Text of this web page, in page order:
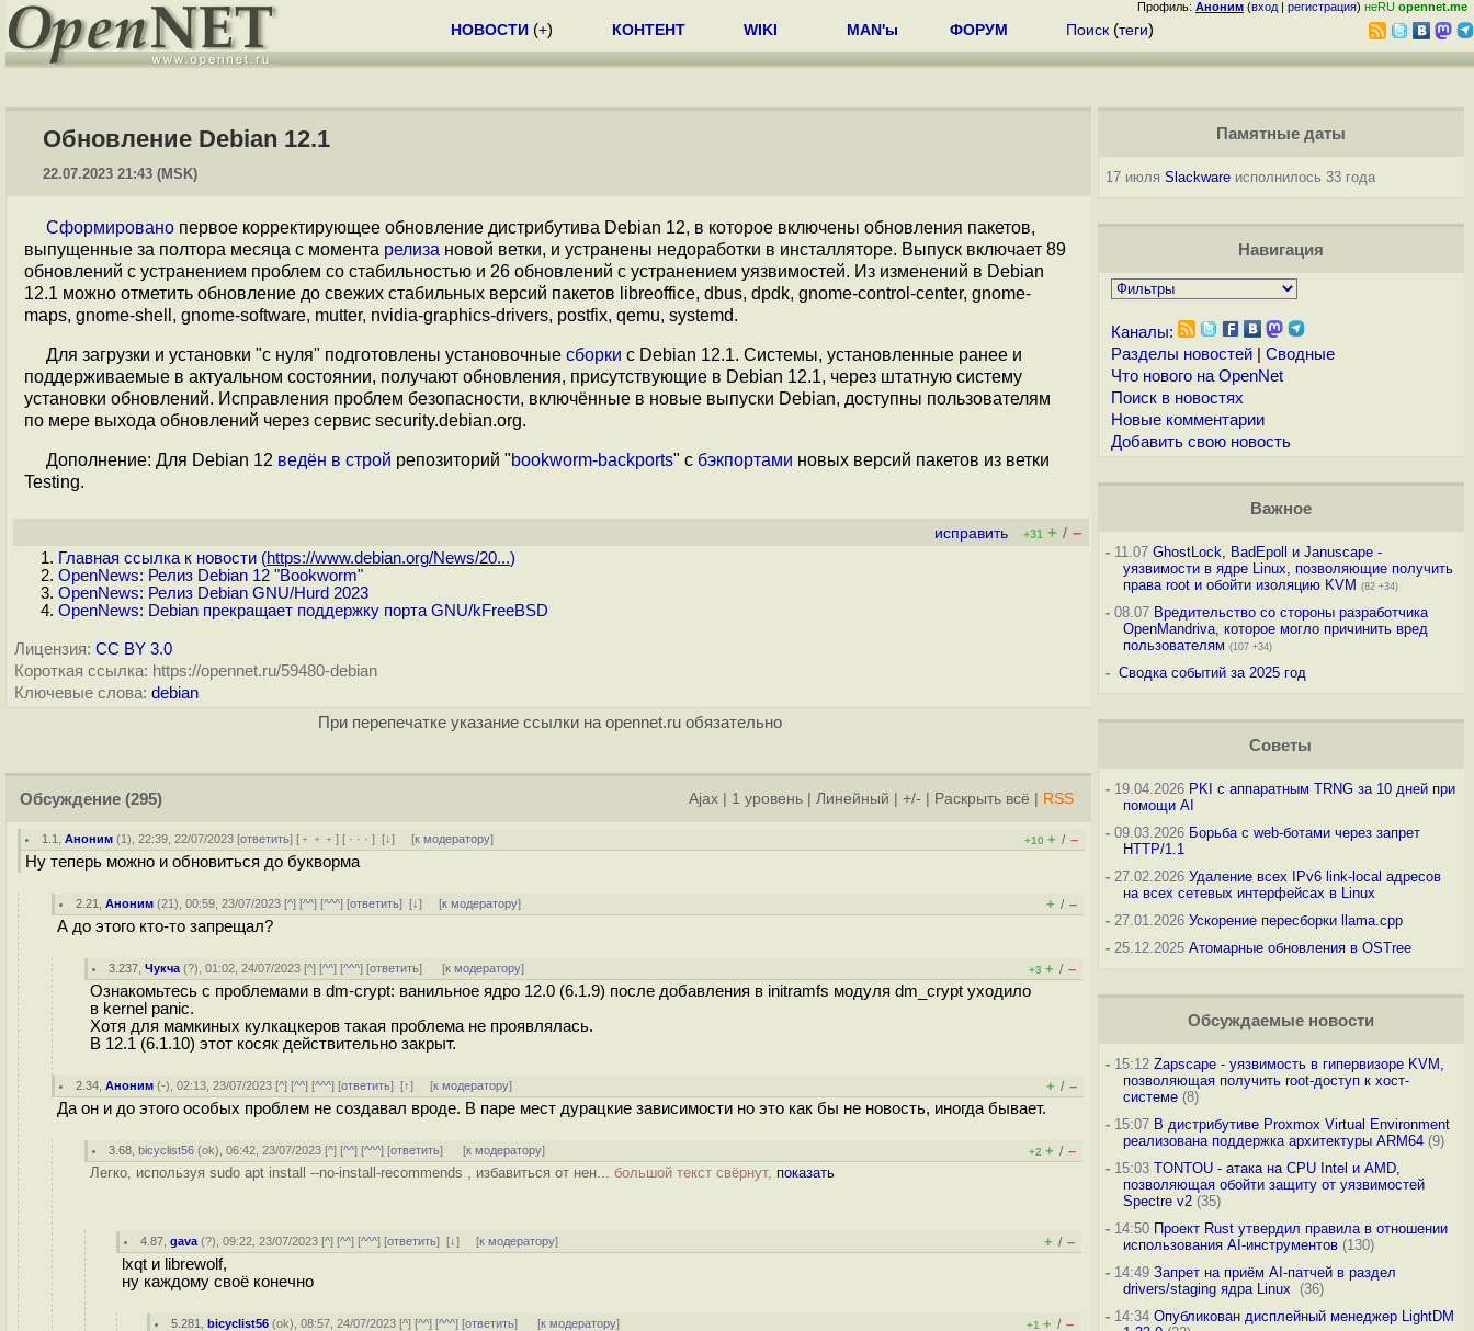
Профиль: Аноним (вход | регистрация) неRU opennet.me
НОВОСТИ (+) КОНТЕНТ WIKI MAN'ы ФОРУМ Поиск (теги)
Обновление Debian 12.1
22.07.2023 21:43 (MSK)
Сформировано первое корректирующее обновление дистрибутива Debian 12, в которое включены обновления пакетов,
выпущенные за полтора месяца с момента релиза новой ветки, и устранены недоработки в инсталляторе. Выпуск включает 89
обновлений с устранением проблем со стабильностью и 26 обновлений с устранением уязвимостей. Из изменений в Debian
12.1 можно отметить обновление до свежих стабильных версий пакетов libreoffice, dbus, dpdk, gnome-control-center, gnome-
maps, gnome-shell, gnome-software, mutter, nvidia-graphics-drivers, postfix, qemu, systemd.
Для загрузки и установки "с нуля" подготовлены установочные сборки c Debian 12.1. Системы, установленные ранее и
поддерживаемые в актуальном состоянии, получают обновления, присутствующие в Debian 12.1, через штатную систему
установки обновлений. Исправления проблем безопасности, включённые в новые выпуски Debian, доступны пользователям
по мере выхода обновлений через сервис security.debian.org.
Дополнение: Для Debian 12 ведён в строй репозиторий "bookworm-backports" с бэкпортами новых версий пакетов из ветки
Testing.
исправить +31 + / –
Главная ссылка к новости (https://www.debian.org/News/20...)
OpenNews: Релиз Debian 12 "Bookworm"
OpenNews: Релиз Debian GNU/Hurd 2023
OpenNews: Debian прекращает поддержку порта GNU/kFreeBSD
Лицензия: CC BY 3.0
Короткая ссылка: https://opennet.ru/59480-debian
Ключевые слова: debian
При перепечатке указание ссылки на opennet.ru обязательно
Обсуждение (295) Ajax 1 уровень Линейный +/- Раскрыть всё RSS
1.1 ,Аноним (1), 22:39, 22/07/2023 [ответить] [ ﹢﹢﹢] [ · · ·][↓] [к модератору] +10 + / –
Ну теперь можно и обновиться до букворма
2.21 ,Аноним (21), 00:59, 23/07/2023 [^] [^^] [^^^] [ответить][↓] [к модератору] + / –
А до этого кто-то запрещал?
3.237 ,Чукча (?), 01:02, 24/07/2023 [^] [^^] [^^^] [ответить] [к модератору] +3 + / –
Ознакомьтесь с проблемами в dm-crypt: ванильное ядро 12.0 (6.1.9) после добавления в initramfs модуля dm_crypt уходило
в kernel panic.
Хотя для мамкиных кулкацкеров такая проблема не проявлялась.
В 12.1 (6.1.10) этот косяк действительно закрыт.
2.34 ,Аноним (-), 02:13, 23/07/2023 [^] [^^] [^^^] [ответить][↑] [к модератору] + / –
Да он и до этого особых проблем не создавал вроде. В паре мест дурацкие зависимости но это как бы не новость, иногда бывает.
3.68 ,bicyclist56 (ok), 06:42, 23/07/2023 [^] [^^] [^^^] [ответить] [к модератору] +2 + / –
Легко, используя sudo apt install --no-install-recommends , избавиться от нен... большой текст свёрнут, показать
4.87 ,gava (?), 09:22, 23/07/2023 [^] [^^] [^^^] [ответить][↓] [к модератору] + / –
lxqt и librewolf,
ну каждому своё конечно
5.281 ,bicyclist56 (ok), 08:57, 24/07/2023 [^] [^^] [^^^] [ответить] [к модератору] +1 + / –
Памятные даты
17 июля Slackwareисполнилось 33 года
Навигация
Каналы:
Разделы новостей| Сводные
Что нового на OpenNet
Поиск в новостях
Новые комментарии
Добавить свою новость
Важное
-11.07 GhostLock, BadEpoll и Januscape -
уязвимости в ядре Linux, позволяющие получить
права root и обойти изоляцию KVM (82 +34)
-08.07 Вредительство со стороны разработчика
OpenMandriva, которое могло причинить вред
пользователям (107 +34)
- Сводка событий за 2025 год
Советы
-19.04.2026 PKI с аппаратным TRNG за 10 дней при
помощи AI
-09.03.2026 Борьба с web-ботами через запрет
HTTP/1.1
-27.02.2026 Удаление всех IPv6 link-local адресов
на всех сетевых интерфейсах в Linux
-27.01.2026 Ускорение пересборки llama.cpp
-25.12.2025 Атомарные обновления в OSTree
Обсуждаемые новости
-15:12 Zapscape - уязвимость в гипервизоре KVM,
позволяющая получить root-доступ к хост-
системе(8)
-15:07 В дистрибутиве Proxmox Virtual Environment
реализована поддержка архитектуры ARM64(9)
-15:03 TONTOU - атака на CPU Intel и AMD,
позволяющая обойти защиту от уязвимостей
Spectre v2(35)
-14:50 Проект Rust утвердил правила в отношении
использования AI-инструментов(130)
-14:49 Запрет на приём AI-патчей в раздел
drivers/staging ядра Linux
(36)
-14:34 Опубликован дисплейный менеджер LightDM